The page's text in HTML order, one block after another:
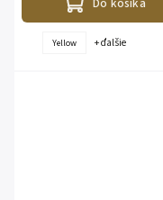
Do košíka
Yellow + ďalšie